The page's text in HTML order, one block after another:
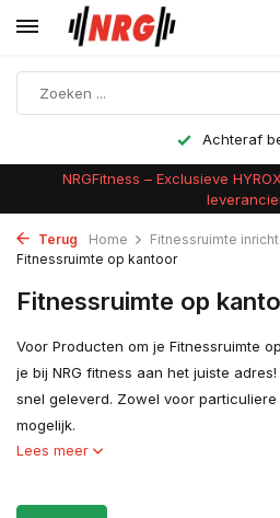
Achteraf
NRGFitness – Exclusieve
Terug Home
Fitnessruimte
Fitnessruimte op kantoor
Fitnessruimte op
Voor Producten om je Fitnessruimte
je bij NRG fitness aan het juiste
snel geleverd. Zowel voor
mogelijk.
Lees meer